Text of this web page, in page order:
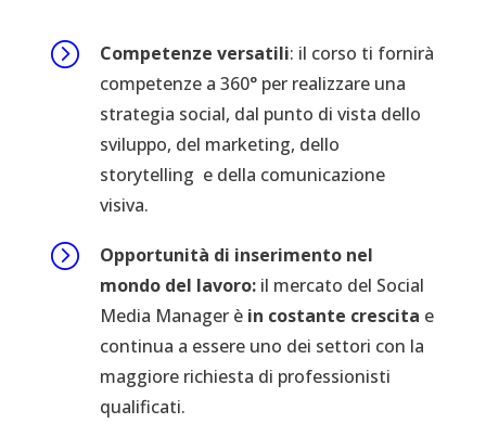
= Competenze versatili: il corso ti fornirà
competenze a 360° per realizzare una
strategia social, dal punto di vista dello
sviluppo, del marketing, dello
storytelling e della comunicazione
visiva.
=
Opportunità di inserimento nel
mondo del lavoro:il mercato del Social
Media Manager è in costante crescita e
continua a essere uno dei settori con la
maggiore richiesta di professionisti
qualificati.